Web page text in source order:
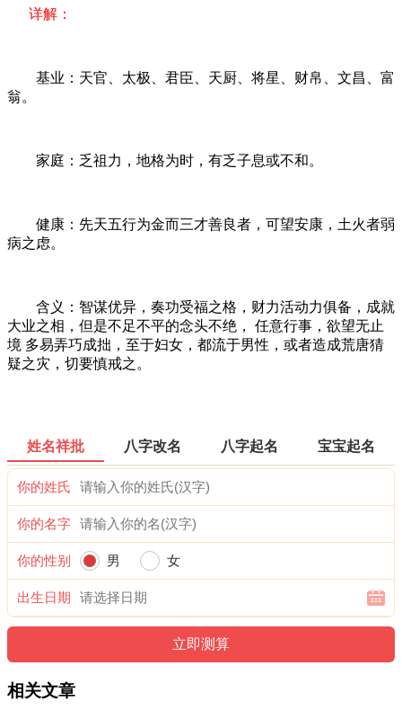
详解：
基业：天官、太极、君臣、天厨、将星、财帛、文昌、富
翁。
家庭：乏祖力，地格为时，有乏子息或不和。
健康：先天五行为金而三才善良者，可望安康，土火者弱
病之虑。
含义：智谋优异，奏功受福之格，财力活动力俱备，成就
大业之相，但是不足不平的念头不绝， 任意行事，欲望无止
境 多易弄巧成拙，至于妇女，都流于男性，或者造成荒唐猜
疑之灾，切要慎戒之。
姓名祥批 八字改名 八字起名 宝宝起名
你的姓氏
你的名字
你的性别 男 女
出生日期
相关文章